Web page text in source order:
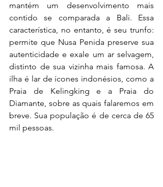
mantém um desenvolvimento mais
contido se comparada a Bali. Essa
característica, no entanto, é seu trunfo:
permite que Nusa Penida preserve sua
autenticidade e exale um ar selvagem,
distinto de sua vizinha mais famosa. A
ilha é lar de ícones indonésios, como a
Praia de Kelingking e a Praia do
Diamante, sobre as quais falaremos em
breve. Sua população é de cerca de 65
mil pessoas.